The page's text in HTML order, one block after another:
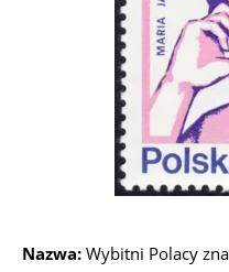
Nazwa: Wybitni Polacy